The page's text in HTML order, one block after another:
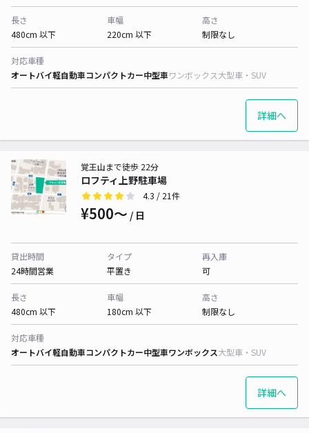
長さ
480cm 以下
車幅
220cm 以下
高さ
制限なし
対応車種
オートバイ軽自動車コンパクトカー中型車ワンボックス大型車・SUV
詳細へ
ロフティ上野駐車場
覚王山まで徒歩 22分
4.3 / 21件
¥500〜 / 日
貸出時間
24時間営業
タイプ
平置き
再入庫
可
長さ
480cm 以下
車幅
180cm 以下
高さ
制限なし
対応車種
オートバイ軽自動車コンパクトカー中型車ワンボックス大型車・SUV
詳細へ